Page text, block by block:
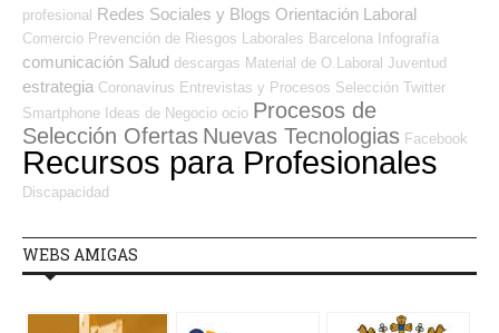
profesional Redes Sociales y Blogs Orientación Laboral
Comercio Prevención de Riesgos Laborales Barcelona Infografía
comunicación Salud descargas Material de O.Laboral Juventud
estrategia Coronavirus Entrevistas y Procesos Selección Twitter
Smartphone Ideas de Negocio ocio Procesos de
Selección Ofertas Nuevas Tecnologias Facebook
Recursos para Profesionales
Discapacidad
WEBS AMIGAS